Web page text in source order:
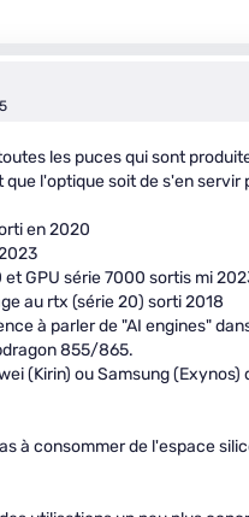
les puces qui sont
l'optique soit de s'en servir
en 2020
GPU série 7000 sortis mi
au rtx (série 20) sorti 2018
à parler de "AI engines"
855/865.
(Kirin) ou Samsung
à consommer de l'espace